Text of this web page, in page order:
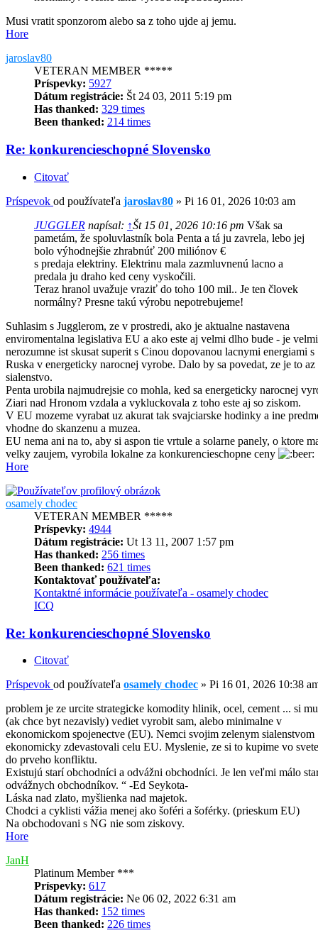
Musi vratit sponzorom alebo sa z toho ujde aj jemu.
Hore
jaroslav80
VETERAN MEMBER *****
Príspevky: 5927
Dátum registrácie: Št 24 03, 2011 5:19 pm
Has thanked: 329 times
Been thanked: 214 times
Re: konkurencieschopné Slovensko
Citovať
Príspevok od používateľa jaroslav80 » Pi 16 01, 2026 10:03 am
JUGGLER napísal: ↑Št 15 01, 2026 10:16 pm Však sa
pametám, že spoluvlastník bola Penta a tá ju zavrela, lebo jej
bolo výhodnejšie zhrabnúť 200 miliónov €
s predaja elektriny. Elektrinu mala zazmluvnenú lacno a
predala ju draho ked ceny vyskočili.
Teraz hranol uvažuje vraziť do toho 100 mil.. Je ten človek
normálny? Presne takú výrobu nepotrebujeme!
Suhlasim s Jugglerom, ze v prostredi, ako je aktualne nastavena
enviromentalna legislativa EU a ako este aj velmi dlho bude - je velmi
nerozumne ist skusat superit s Cinou dopovanou lacnymi energiami s
Ruska v energeticky narocnej vyrobe. Dalo by sa povedat, ze je to az
sialenstvo.
Penta urobila najmudrejsie co mohla, ked sa energeticky narocnej
Ziari nad Hronom vzdala a vykluckovala z toho este aj so ziskom.
V EU mozeme vyrabat uz akurat tak svajciarske hodinky a ine
vhodne do skanzenu a muzea.
EU nema ani na to, aby si aspon tie vrtule a solarne panely, o ktore
velky zaujem, vyrobila lokalne za konkurencieschopne ceny
Hore
osamely chodec
VETERAN MEMBER *****
Príspevky: 4944
Dátum registrácie: Ut 13 11, 2007 1:57 pm
Has thanked: 256 times
Been thanked: 621 times
Kontaktovať používateľa:
Kontaktné informácie používateľa - osamely chodec
ICQ
Re: konkurencieschopné Slovensko
Citovať
Príspevok od používateľa osamely chodec » Pi 16 01, 2026 10:38
problem je ze urcite strategicke komodity hlinik, ocel, cement ... si
(ak chce byt nezavisly) vediet vyrobit sam, alebo minimalne v
ekonomickom spojenectve (EU). Nemci svojim zelenym sialenstvom
ekonomicky zdevastovali celu EU. Myslenie, ze si to kupime vo
do prveho konfliktu.
Existujú starí obchodníci a odvážni obchodníci. Je len veľmi málo
odvážnych obchodníkov. “ -Ed Seykota-
Láska nad zlato, myšlienka nad majetok.
Chodci a cyklisti vážia menej ako šoféri a šoférky. (prieskum EU)
Na obchodovani s NG nie som ziskovy.
Hore
JanH
Platinum Member ***
Príspevky: 617
Dátum registrácie: Ne 06 02, 2022 6:31 am
Has thanked: 152 times
Been thanked: 226 times